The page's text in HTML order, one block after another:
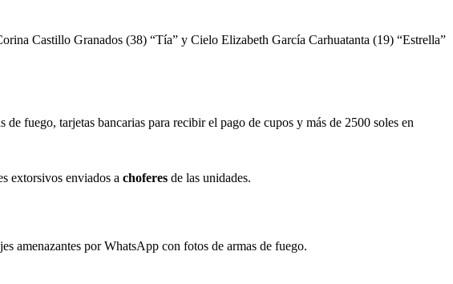
Castillo Granados (38) “Tía” y Cielo Elizabeth García Carhuatanta (19) “Estrella”
fuego, tarjetas bancarias para recibir el pago de cupos y más de 2500 soles en
extorsivos enviados a choferes de las unidades.
amenazantes por WhatsApp con fotos de armas de fuego.